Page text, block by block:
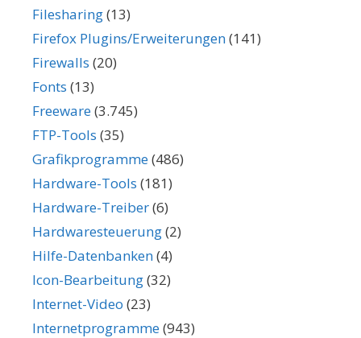
Filesharing(13)
Firefox Plugins/Erweiterungen(141)
Firewalls (20)
Fonts (13)
Freeware(3.745)
FTP-Tools (35)
Grafikprogramme(486)
Hardware-Tools (181)
Hardware-Treiber(6)
Hardwaresteuerung(2)
Hilfe-Datenbanken(4)
Icon-Bearbeitung(32)
Internet-Video (23)
Internetprogramme(943)